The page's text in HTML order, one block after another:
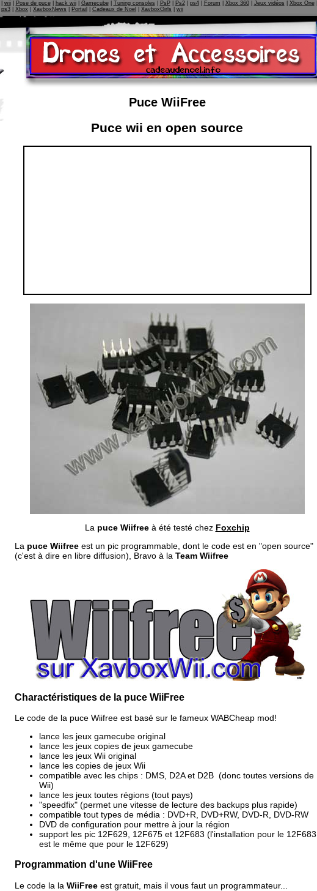
wii| Pose de puce| hack wii| Gamecube| Tuning consoles PsP| Ps2| ps4| Forum Xbox 360| Jeux vidéos Xbox One|
ps3
Xbox XavboxNews Portail Cadeaux de Noel XavboxGirls wii
Puce WiiFree
Puce wii en open source
La puce Wiifreeà été testé chez Foxchip
La puce Wiifree est un pic programmable, dont le code est en "open source"
(c'est à dire en libre diffusion), Bravo à la Team Wiifree
Charactéristiques de la puce WiiFree
Le code de la puce Wiifree est basé sur le fameux WABCheap mod!
lance les jeux gamecube original
lance les jeux copies de jeux gamecube
lance les jeux Wii original
lance les copies de jeux Wii
compatible avec les chips : DMS, D2A et D2B (donc toutes versions de
Wii)
lance les jeux toutes régions (tout pays)
"speedfix" (permet une vitesse de lecture des backups plus rapide)
compatible tout types de média : DVD+R, DVD+RW, DVD-R, DVD-RW
DVD de configuration pour mettre à jour la région
support les pic 12F629, 12F675 et 12F683 (l'installation pour le 12F683
est le même que pour le 12F629)
Programmation d'une WiiFree
Le code la la WiiFree est gratuit, mais il vous faut un programmateur...